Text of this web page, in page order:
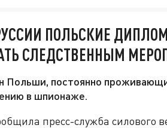
ПОЛЬСКИЕ
СЛЕДСТВЕННЫМ
Польши, постоянно
в шпионаже.
пресс-служба силового